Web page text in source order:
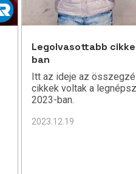
Legolvasottabb
ban
Itt az ideje az
cikkek voltak a
2023-ban.
2023.12.19